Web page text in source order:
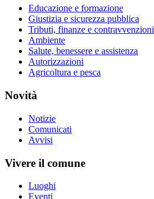
Educazione e formazione
Giustizia e sicurezza pubblica
Tributi, finanze e contravvenzioni
Ambiente
Salute, benessere e assistenza
Autorizzazioni
Agricoltura e pesca
Novità
Notizie
Comunicati
Avvisi
Vivere il comune
Luoghi
Eventi